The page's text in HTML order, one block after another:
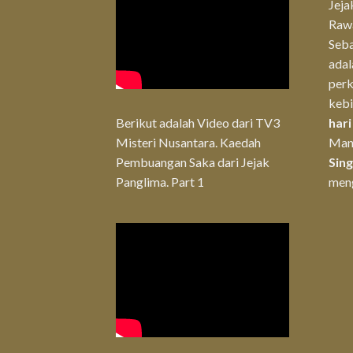
Berikut adalah Video dari TV3
Misteri Nusantara. Kaedah
Pembuangan Saka dari Jejak
Panglima. Part 1